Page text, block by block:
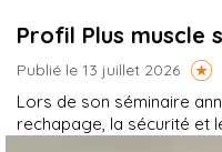
Profil Plus
Publié le 13 juillet 2026
Lors de son séminaire
rechapage, la sécurité et